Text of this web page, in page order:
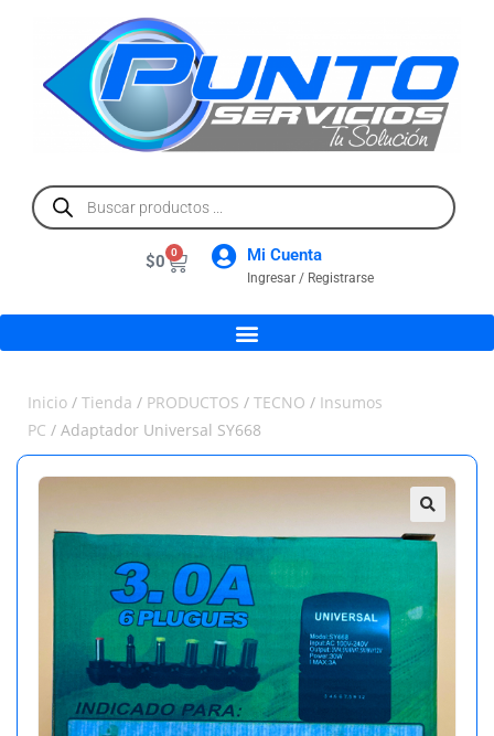
$0 0 Mi Cuenta
Ingresar / Registrarse
Inicio / Tienda / PRODUCTOS / TECNO / Insumos
PC / Adaptador Universal SY668